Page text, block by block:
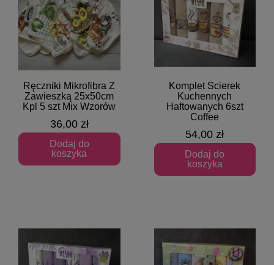
Szybki podgląd
Ręczniki Mikrofibra Z
Zawieszką 25x50cm
Kpl 5 szt Mix Wzorów
36,00 zł
Dodaj do
koszyka
Szybki podgląd
Komplet Ścierek
Kuchennych
Haftowanych 6szt
Coffee
54,00 zł
Dodaj do
koszyka